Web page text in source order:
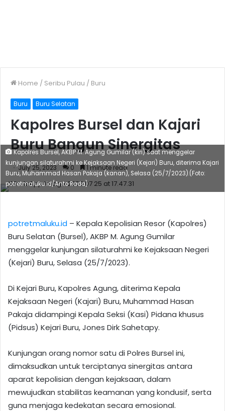
Home / Seribu Pulau / Buru
Buru Buru Selatan
Kapolres Bursel dan Kajari
Buru Bangun Sinergitas
July 25, 2023 0 1 minute read
Kapolres Bursel, AKBP M. Agung Gumilar (kiri) saat menggelar
kunjungan silaturahmi ke Kejaksaan Negeri (Kejari) Buru, diterima Kajari
Buru, Muhammad Hasan Pakaja (kanan), Selasa (25/7/2023).(Foto:
potretmaluku.id/Anto Rada)
potretmaluku.id – Kepala Kepolisian Resor (Kapolres)
Buru Selatan (Bursel), AKBP M. Agung Gumilar
menggelar kunjungan silaturahmi ke Kejaksaan Negeri
(Kejari) Buru, Selasa (25/7/2023).
Di Kejari Buru, Kapolres Agung, diterima Kepala
Kejaksaan Negeri (Kajari) Buru, Muhammad Hasan
Pakaja didampingi Kepala Seksi (Kasi) Pidana khusus
(Pidsus) Kejari Buru, Jones Dirk Sahetapy.
Kunjungan orang nomor satu di Polres Bursel ini,
dimaksudkan untuk terciptanya sinergitas antara
aparat kepolisian dengan kejaksaan, dalam
mewujudkan stabilitas keamanan yang kondusif, serta
guna menjaga kedekatan secara emosional.